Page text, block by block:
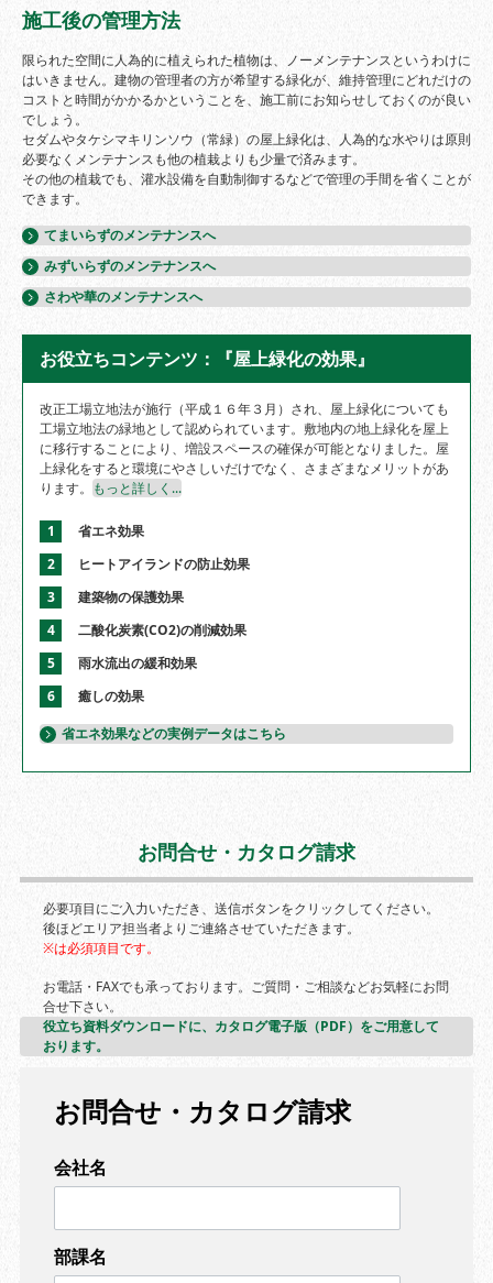
施工後の管理方法
限られた空間に人為的に植えられた植物は、ノーメンテナンスというわけに
はいきません。建物の管理者の方が希望する緑化が、維持管理にどれだけの
コストと時間がかかるかということを、施工前にお知らせしておくのが良い
でしょう。
セダムやタケシマキリンソウ（常緑）の屋上緑化は、人為的な水やりは原則
必要なくメンテナンスも他の植栽よりも少量で済みます。
その他の植栽でも、灌水設備を自動制御するなどで管理の手間を省くことが
できます。
てまいらずのメンテナンスへ
みずいらずのメンテナンスへ
さわや華のメンテナンスへ
お役立ちコンテンツ：『屋上緑化の効果』
改正工場立地法が施行（平成１６年３月）され、屋上緑化についても
工場立地法の緑地として認められています。敷地内の地上緑化を屋上
に移行することにより、増設スペースの確保が可能となりました。屋
上緑化をすると環境にやさしいだけでなく、さまざまなメリットがあ
ります。 もっと詳しく...
1
省エネ効果
2
ヒートアイランドの防止効果
3
建築物の保護効果
4
二酸化炭素(CO2)の削減効果
5
雨水流出の緩和効果
6
癒しの効果
省エネ効果などの実例データはこちら
お問合せ・カタログ請求
必要項目にご入力いただき、送信ボタンをクリックしてください。
後ほどエリア担当者よりご連絡させていただきます。
※は必須項目です。
お電話・FAXでも承っております。ご質問・ご相談などお気軽にお問
合せ下さい。
役立ち資料ダウンロードに、カタログ電子版（PDF）をご用意して
おります。
お問合せ・カタログ請求
会社名
部課名